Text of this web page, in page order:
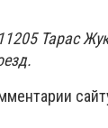
Тарас